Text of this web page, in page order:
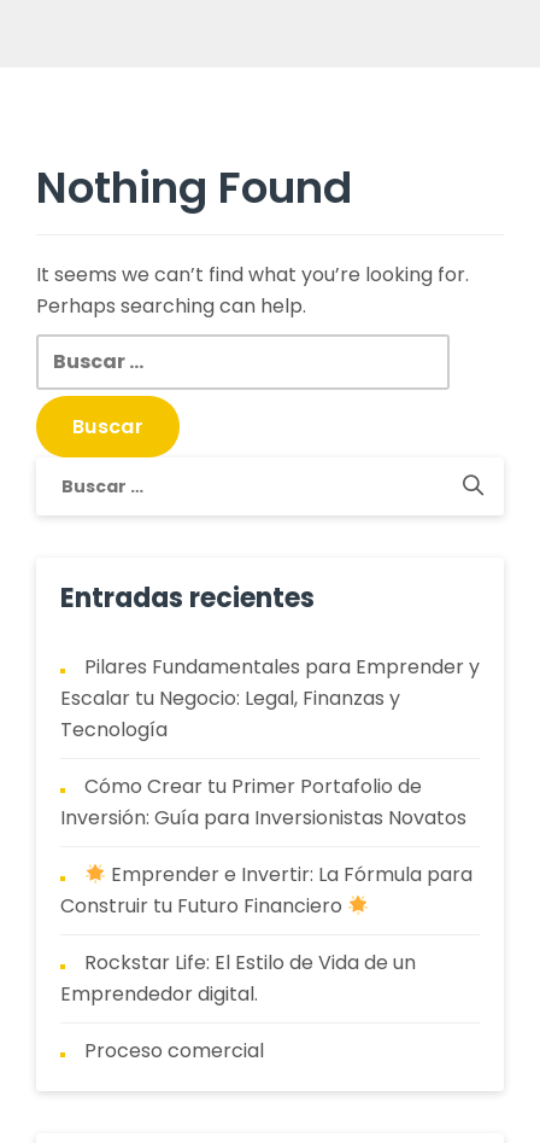
Nothing Found
It seems we can’t find what you’re looking for.
Perhaps searching can help.
Buscar:
Entradas recientes
Pilares Fundamentales para Emprender y
Escalar tu Negocio: Legal, Finanzas y
Tecnología
Cómo Crear tu Primer Portafolio de
Inversión: Guía para Inversionistas Novatos
Emprender e Invertir: La Fórmula para
Construir tu Futuro Financiero
Rockstar Life: El Estilo de Vida de un
Emprendedor digital.
Proceso comercial